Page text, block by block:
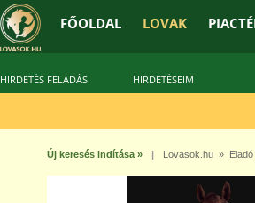
FŐOLDAL LOVAK
HIRDETÉS FELADÁS HIRDETÉSEIM
Új keresés indítása » | Lovasok.hu»